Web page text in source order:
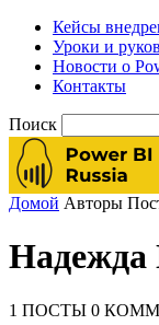
Кейсы
Уроки и
Новости о
Контакты
Поиск
Домой Авторы
Надежда
1 ПОСТЫ 0